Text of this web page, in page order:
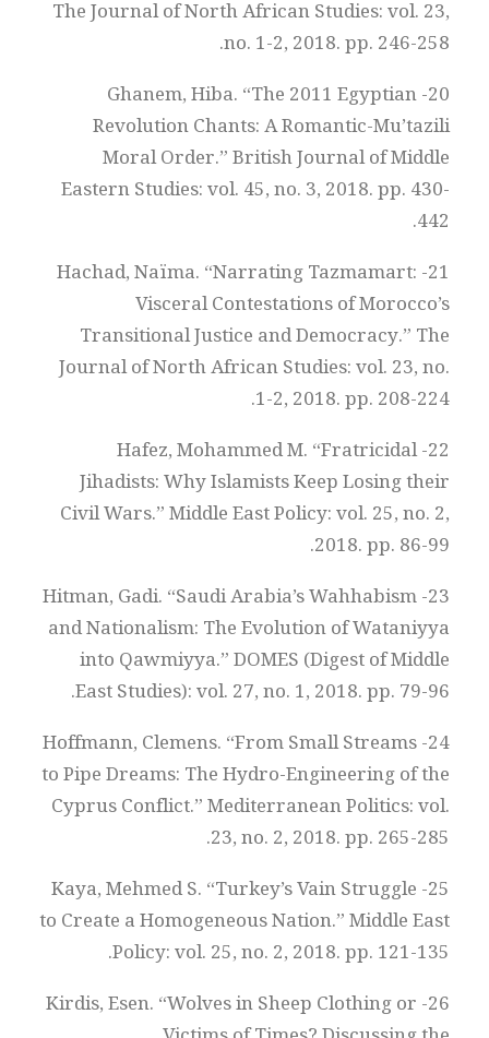
The Journal of North African Studies: vol. 23,
no. 1-2, 2018. pp. 246-258.
20- Ghanem, Hiba. “The 2011 Egyptian
Revolution Chants: A Romantic-Mu’tazili
Moral Order.” British Journal of Middle
Eastern Studies: vol. 45, no. 3, 2018. pp. 430-
442.
21- Hachad, Naïma. “Narrating Tazmamart:
Visceral Contestations of Morocco’s
Transitional Justice and Democracy.” The
Journal of North African Studies: vol. 23, no.
1-2, 2018. pp. 208-224.
22- Hafez, Mohammed M. “Fratricidal
Jihadists: Why Islamists Keep Losing their
Civil Wars.” Middle East Policy: vol. 25, no. 2,
2018. pp. 86-99.
23- Hitman, Gadi. “Saudi Arabia’s Wahhabism
and Nationalism: The Evolution of Wataniyya
into Qawmiyya.” DOMES (Digest of Middle
East Studies): vol. 27, no. 1, 2018. pp. 79-96.
24- Hoffmann, Clemens. “From Small Streams
to Pipe Dreams: The Hydro-Engineering of the
Cyprus Conflict.” Mediterranean Politics: vol.
23, no. 2, 2018. pp. 265-285.
25- Kaya, Mehmed S. “Turkey’s Vain Struggle
to Create a Homogeneous Nation.” Middle East
Policy: vol. 25, no. 2, 2018. pp. 121-135.
26- Kirdis, Esen. “Wolves in Sheep Clothing or